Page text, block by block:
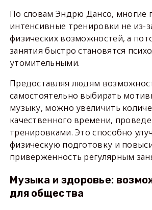
По словам Эндрю Дансо, многие
интенсивные тренировки не из-
физических возможностей, а
занятия быстро становятся
утомительными.
Предоставляя людям
самостоятельно выбирать
музыку, можно увеличить
качественного времени,
тренировками. Это способно
физическую подготовку и
приверженность регулярным
Музыка и здоровье:
для общества